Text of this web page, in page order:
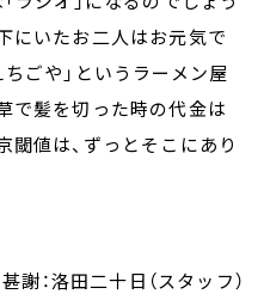
にいたお二人はお元気で
ごや」というラーメン屋
で髪を切った時の代金は
値は、ずっとそこにあり
甚謝：洛田二十日（スタッフ）